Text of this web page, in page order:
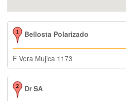
Bellosta Polarizado
F Vera Mujica 1173
Dr SA